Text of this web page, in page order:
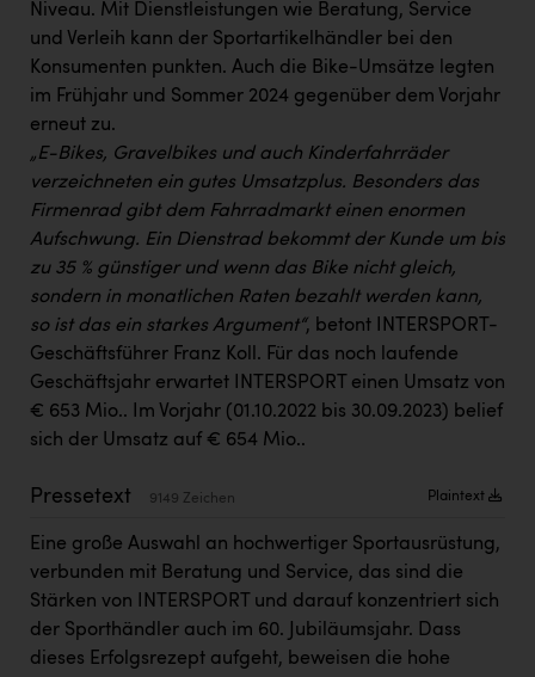
Jane Goodall Institute Austria
Kärcher
Karin Liedl
KEBA
KIWI Kinderwunsch Institut Dr. Loimer
Kleider Bauer
Kremsmüller Anlagenbau GmbH
Maximarkt
Oldtimer Raststationen und Motorhotels
Passage Linz
PEZ
PÜSPÖK
Niveau. Mit Dienstleistungen wie Beratung, Service
und Verleih kann der Sportartikelhändler bei den
Konsumenten punkten. Auch die Bike-Umsätze legten
im Frühjahr und Sommer 2024 gegenüber dem Vorjahr
erneut zu.
„E-Bikes, Gravelbikes und auch Kinderfahrräder
verzeichneten ein gutes Umsatzplus. Besonders das
Firmenrad gibt dem Fahrradmarkt einen enormen
Aufschwung. Ein Dienstrad bekommt der Kunde um bis
zu 35 % günstiger und wenn das Bike nicht gleich,
sondern in monatlichen Raten bezahlt werden kann,
so ist das ein starkes Argument“, betont INTERSPORT-
Geschäftsführer Franz Koll. Für das noch laufende
Geschäftsjahr erwartet INTERSPORT einen Umsatz von
€ 653 Mio.. Im Vorjahr (01.10.2022 bis 30.09.2023) belief
sich der Umsatz auf € 654 Mio..
Pressetext 9149 Zeichen Plaintext
Eine große Auswahl an hochwertiger Sportausrüstung,
verbunden mit Beratung und Service, das sind die
Stärken von INTERSPORT und darauf konzentriert sich
der Sporthändler auch im 60. Jubiläumsjahr. Dass
dieses Erfolgsrezept aufgeht, beweisen die hohe